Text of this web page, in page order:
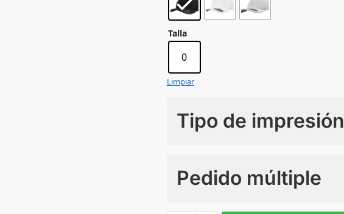
Talla
0
Limpiar
Tipo de impresión
Pedido múltiple